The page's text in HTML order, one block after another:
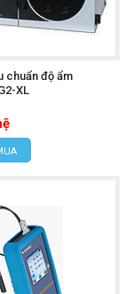
chuẩn độ ẩm
XL